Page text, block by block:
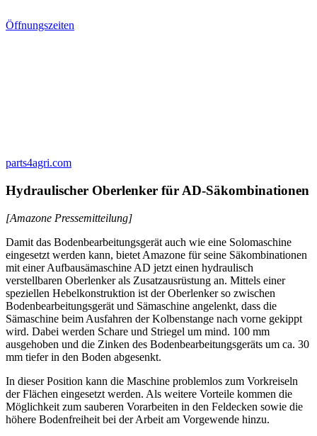
Öffnungszeiten
parts4agri.com
Hydraulischer Oberlenker für AD-Säkombinationen
[Amazone Pressemitteilung]
Damit das Bodenbearbeitungsgerät auch wie eine Solomaschine
eingesetzt werden kann, bietet Amazone für seine Säkombinationen
mit einer Aufbausämaschine AD jetzt einen hydraulisch
verstellbaren Oberlenker als Zusatzausrüstung an. Mittels einer
speziellen Hebelkonstruktion ist der Oberlenker so zwischen
Bodenbearbeitungsgerät und Sämaschine angelenkt, dass die
Sämaschine beim Ausfahren der Kolbenstange nach vorne gekippt
wird. Dabei werden Schare und Striegel um mind. 100 mm
ausgehoben und die Zinken des Bodenbearbeitungsgeräts um ca. 30
mm tiefer in den Boden abgesenkt.
In dieser Position kann die Maschine problemlos zum Vorkreiseln
der Flächen eingesetzt werden. Als weitere Vorteile kommen die
Möglichkeit zum sauberen Vorarbeiten in den Feldecken sowie die
höhere Bodenfreiheit bei der Arbeit am Vorgewende hinzu.